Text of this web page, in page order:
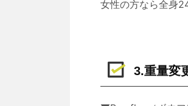
女性の方なら全身
3.重量変